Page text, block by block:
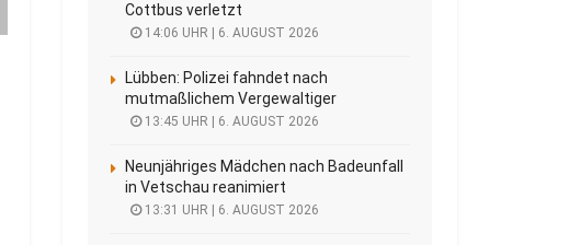
Cottbus verletzt
14:06 UHR | 6. AUGUST 2026
Lübben: Polizei fahndet nach
mutmaßlichem Vergewaltiger
13:45 UHR | 6. AUGUST 2026
Neunjähriges Mädchen nach Badeunfall
in Vetschau reanimiert
13:31 UHR | 6. AUGUST 2026